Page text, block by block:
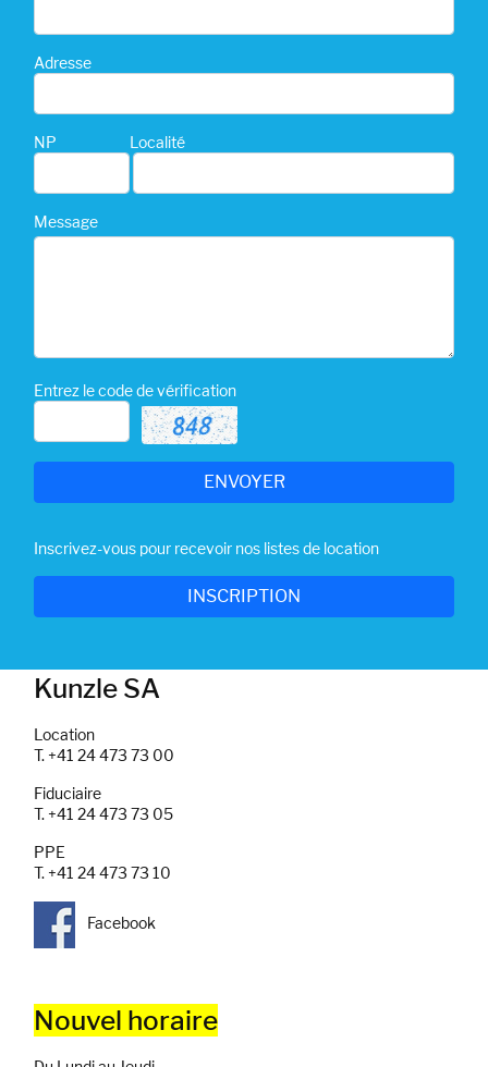
Adresse
NP Localité
Message
Entrez le code de vérification
Inscrivez-vous pour recevoir nos listes de location
Kunzle SA
Location
T. +41 24 473 73 00
Fiduciaire
T. +41 24 473 73 05
PPE
T. +41 24 473 73 10
Facebook
Nouvel horaire